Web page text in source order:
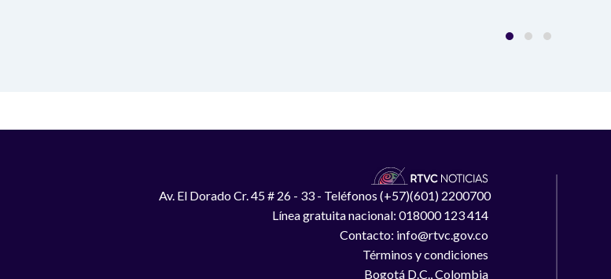
Av. El Dorado Cr. 45 # 26 - 33 - Teléfonos (+57)(601) 2200700
Línea gratuita nacional: 018000 123 414
Contacto: info@rtvc.gov.co
Términos y condiciones
Bogotá D.C., Colombia